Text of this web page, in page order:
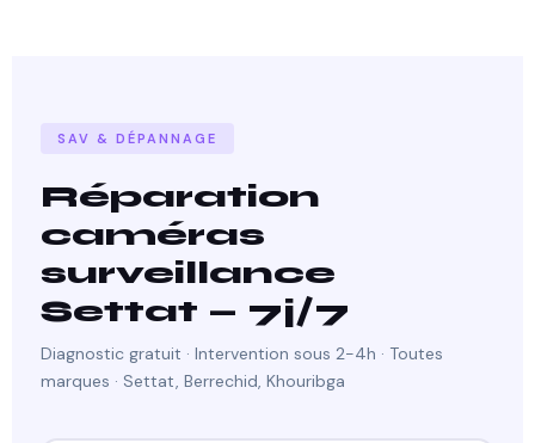
SAV & DÉPANNAGE
Réparation
caméras
surveillance
Settat — 7j/7
Diagnostic gratuit · Intervention sous 2-4h · Toutes
marques · Settat, Berrechid, Khouribga